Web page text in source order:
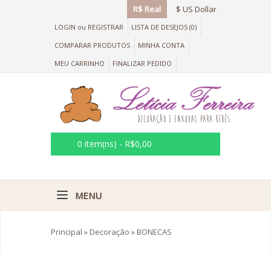
R$ Real $ US Dollar
LOGIN ou REGISTRAR
LISTA DE DESEJOS (0)
COMPARAR PRODUTOS
MINHA CONTA
MEU CARRINHO
FINALIZAR PEDIDO
0 item(ns) - R$0,00
MENU
Principal » Decoração » BONECAS